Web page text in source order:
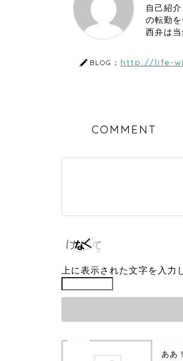
自己紹
の転勤
西弁は
BLOG： http://life-
COMMENT
上に表示された文字を入力
ああ